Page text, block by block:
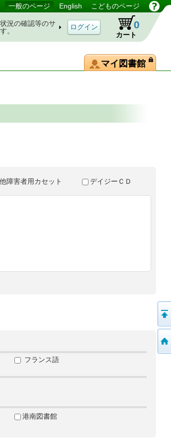
一般のページ English こどものページ
況の確認等のサ
。
カート
0
マイ図書館
障害者用カセット デイジーＣＤ
フランス語
港南図書館